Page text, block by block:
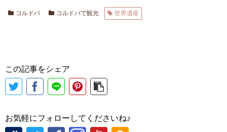
コルドバ コルドバで観光 世界遺産
この記事をシェア
お気軽にフォローしてくださいね♪